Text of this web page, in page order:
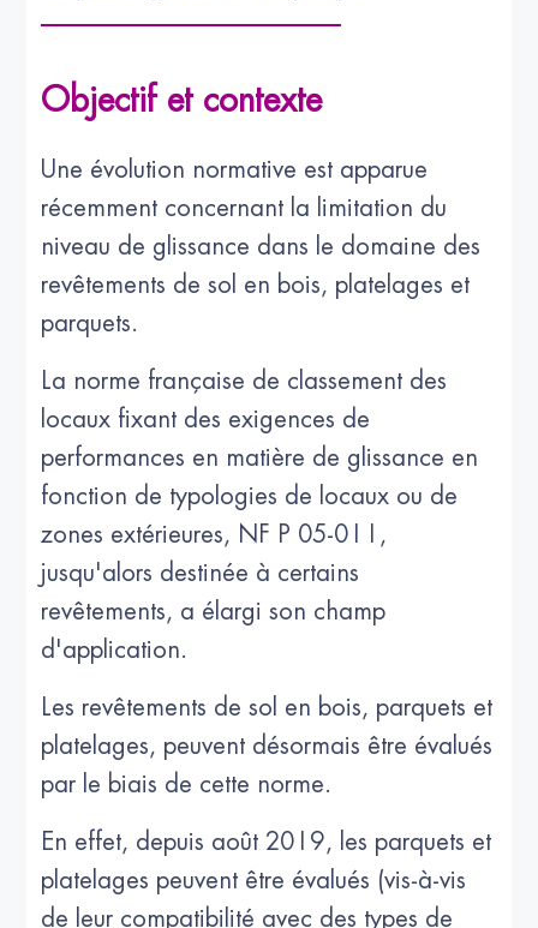
Objectif et contexte
Une évolution normative est apparue
récemment concernant la limitation du
niveau de glissance dans le domaine des
revêtements de sol en bois, platelages et
parquets.
La norme française de classement des
locaux fixant des exigences de
performances en matière de glissance en
fonction de typologies de locaux ou de
zones extérieures, NF P 05-011,
jusqu'alors destinée à certains
revêtements, a élargi son champ
d'application.
Les revêtements de sol en bois, parquets et
platelages, peuvent désormais être évalués
par le biais de cette norme.
En effet, depuis août 2019, les parquets et
platelages peuvent être évalués (vis-à-vis
de leur compatibilité avec des types de